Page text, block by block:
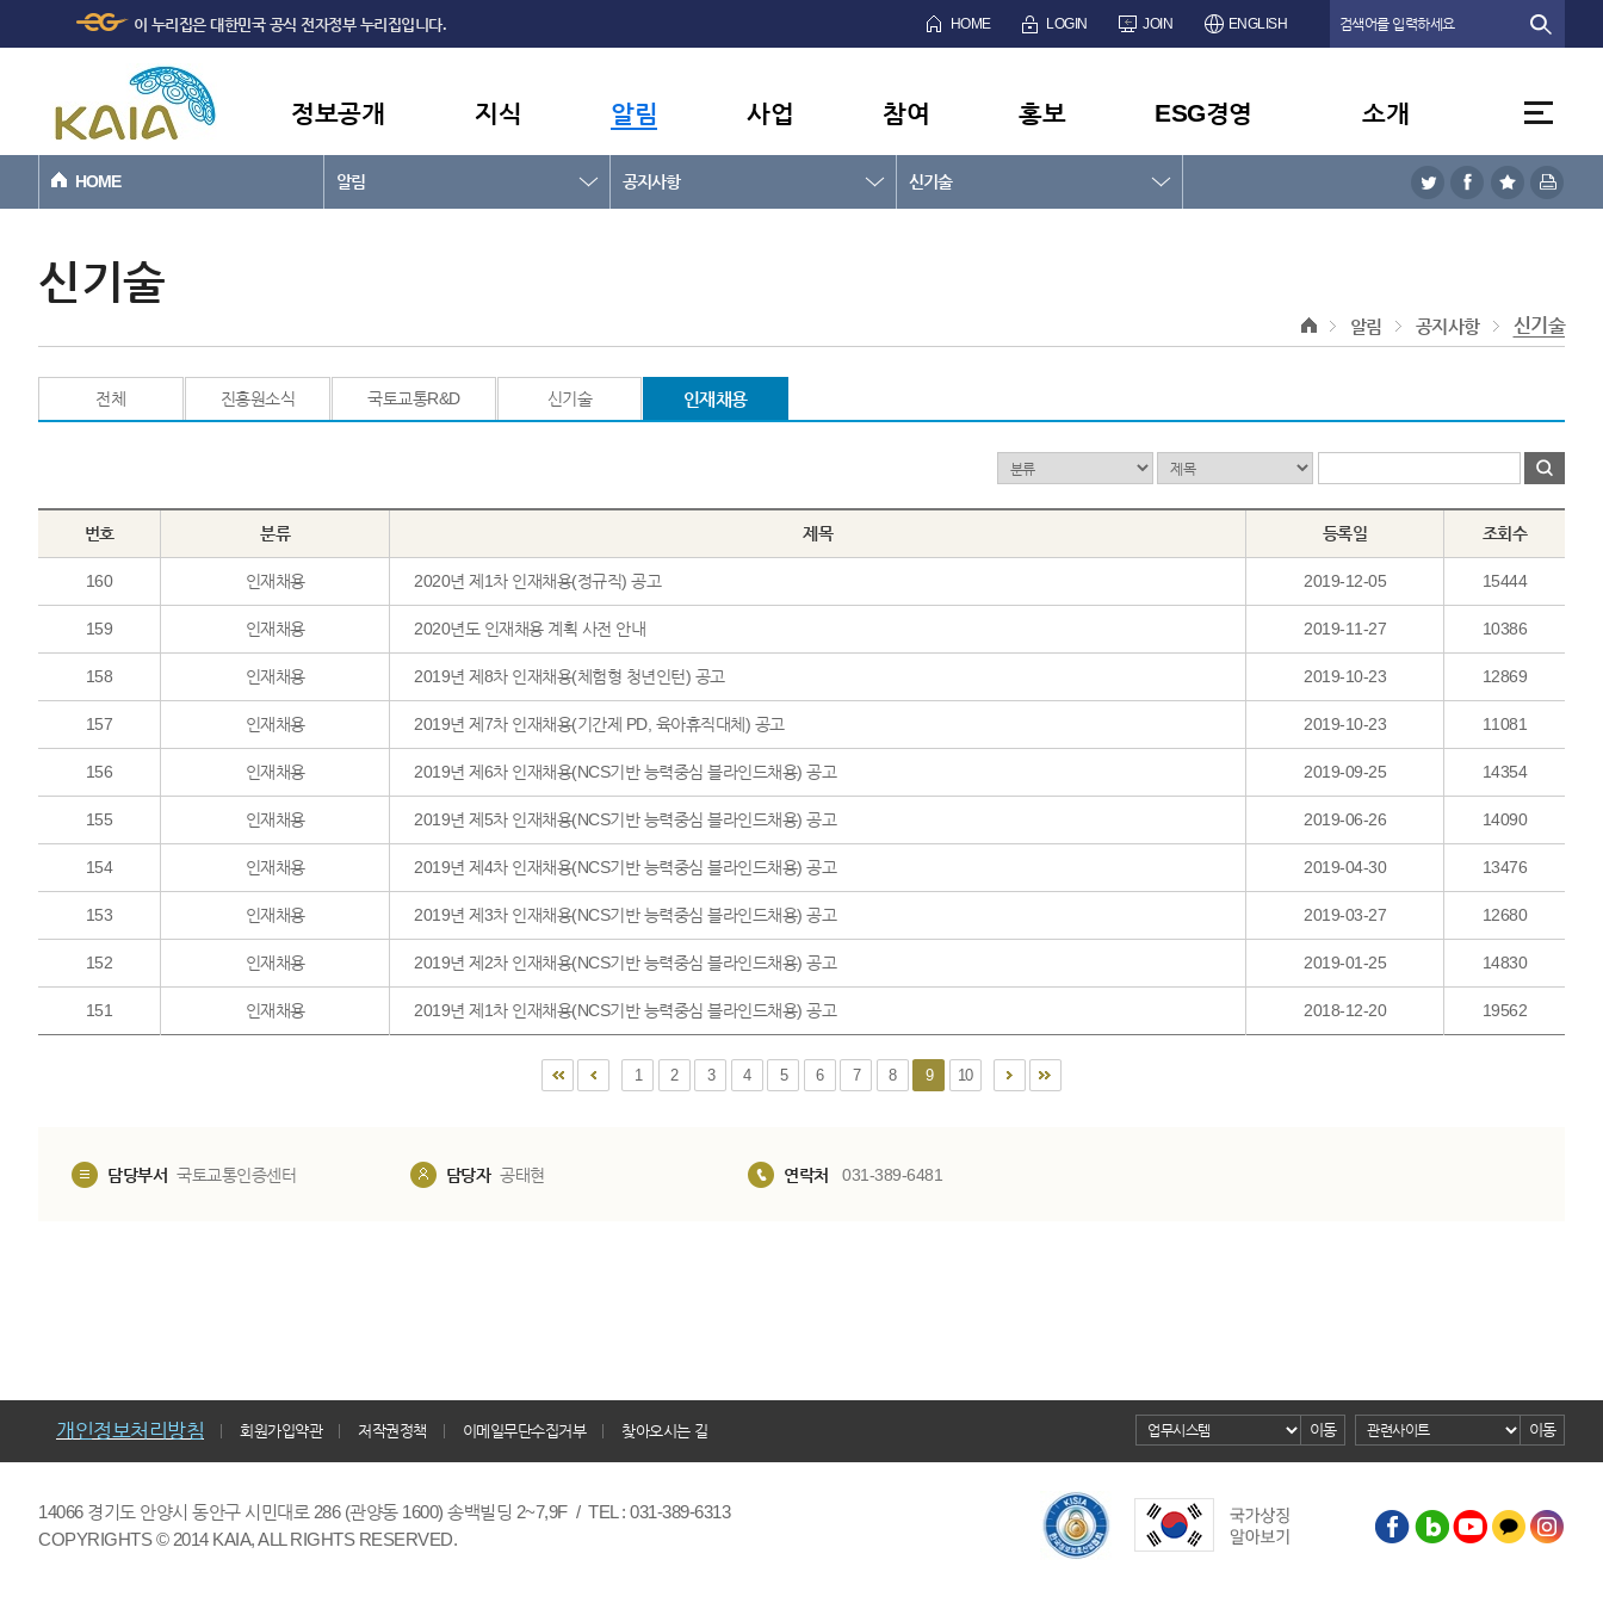
본문바로가기
이 누리집은 대한민국 공식 전자정부 누리집입니다. HOME LOGIN JOIN ENGLISH
정보공개 지식 알림 사업 참여 홍보 ESG경영 소개
HOME 알림 공지사항 신기술
신기술
알림 공지사항 신기술
전체 진흥원소식 국토교통R&D 신기술 인재채용
번호 분류 제목 등록일 조회수
160 인재채용 2020년 제1차 인재채용(정규직) 공고 2019-12-05 15444
159 인재채용 2020년도 인재채용 계획 사전 안내 2019-11-27 10386
158 인재채용 2019년 제8차 인재채용(체험형 청년인턴) 공고 2019-10-23 12869
157 인재채용 2019년 제7차 인재채용(기간제 PD, 육아휴직대체) 공고 2019-10-23 11081
156 인재채용 2019년 제6차 인재채용(NCS기반 능력중심 블라인드채용) 공고 2019-09-25 14354
155 인재채용 2019년 제5차 인재채용(NCS기반 능력중심 블라인드채용) 공고 2019-06-26 14090
154 인재채용 2019년 제4차 인재채용(NCS기반 능력중심 블라인드채용) 공고 2019-04-30 13476
153 인재채용 2019년 제3차 인재채용(NCS기반 능력중심 블라인드채용) 공고 2019-03-27 12680
152 인재채용 2019년 제2차 인재채용(NCS기반 능력중심 블라인드채용) 공고 2019-01-25 14830
151 인재채용 2019년 제1차 인재채용(NCS기반 능력중심 블라인드채용) 공고 2018-12-20 19562
1 2 3 4 5 6 7 8 9 10
담당부서 국토교통인증센터 담당자 공태현 연락처 031-389-6481
개인정보처리방침 회원가입약관 저작권정책 이메일무단수집거부 찾아오시는 길 이동 이동
14066 경기도 안양시 동안구 시민대로 286 (관양동 1600) 송백빌딩 2~7,9F / TEL : 031-389-6313
COPYRIGHTS © 2014 KAIA, ALL RIGHTS RESERVED.